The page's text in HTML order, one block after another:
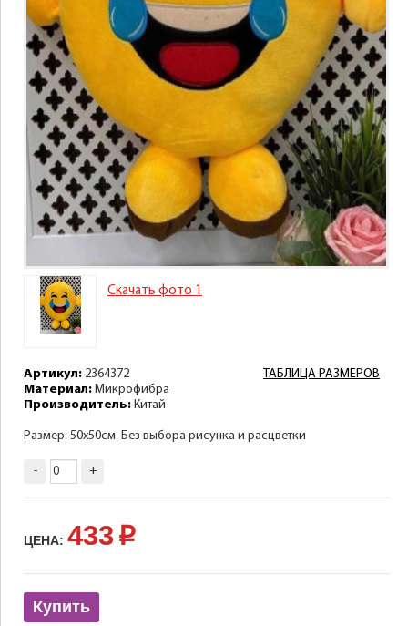
Скачать фото 1
ТАБЛИЦА РАЗМЕРОВ
Артикул: 2364372
Материал: Микрофибра
Производитель: Китай
Размер: 50х50см. Без выбора рисунка и расцветки
- +
ЦЕНА: 433 p
Купить